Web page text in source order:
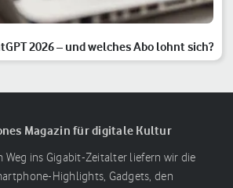
2026 – und welches Abo lohnt sich?
Magazin für digitale Kultur
Weg ins Gigabit-Zeitalter liefern wir die
Highlights, Gadgets, den